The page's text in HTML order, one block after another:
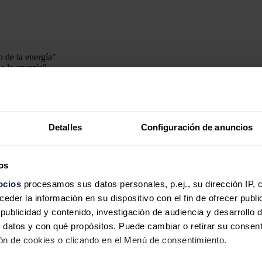
Detalles Configuración de anuncios
procesamos sus datos personales, p.ej., su dirección IP,
la información en su dispositivo con el fin de ofrecer
y contenido, investigación de audiencia y desarrollo
y con qué propósitos. Puede cambiar o retirar su
de cookies o clicando en el Menú de consentimiento.
la energía"
este miércoles que la invasión rusa de Ucrania estátrastornado el
La guerra de Putin está alterando el mercado mundial de la
propondrá elevar del 40 al 45 % el objetivo de consumo de
%.
fósiles rusos trabajando en tres niveles", agregó Von der